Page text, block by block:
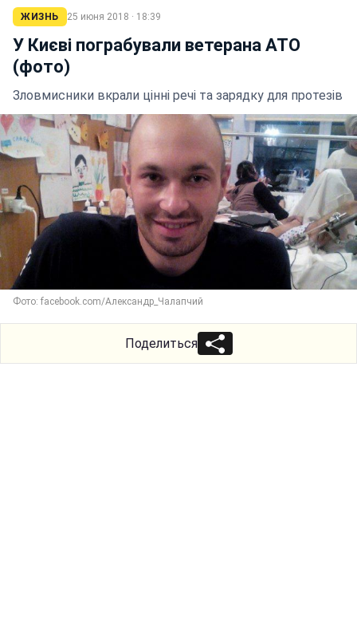
ЖИЗНЬ 25 июня 2018 · 18:39
У Києві пограбували ветерана АТО
(фото)
Зловмисники вкрали цінні речі та зарядку для протезів
Фото: facebook.com/Александр_Чалапчий
Поделиться